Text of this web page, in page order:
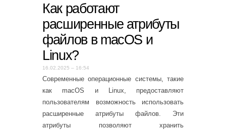
Как работают
расширенные атрибуты
файлов в macOS и
Linux?
16.02.2025 – 16:54
Современные операционные системы, такие
как macOS и Linux, предоставляют
пользователям возможность использовать
расширенные атрибуты файлов. Эти
атрибуты позволяют хранить